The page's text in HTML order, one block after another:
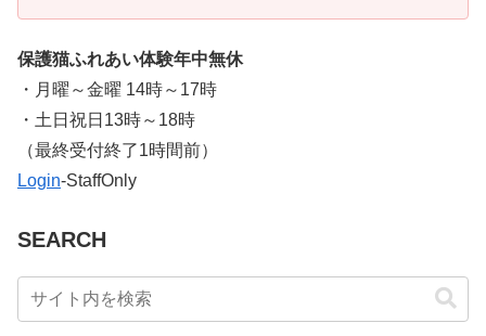
保護猫ふれあい体験年中無休
・月曜～金曜 14時～17時
・土日祝日13時～18時
​（最終受付終了1時間前）
Login-StaffOnly
SEARCH